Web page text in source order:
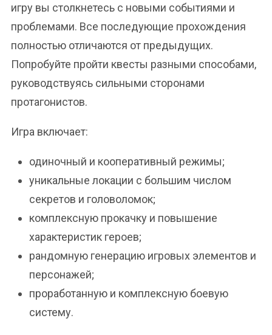
игру вы столкнетесь с новыми событиями и
проблемами. Все последующие прохождения
полностью отличаются от предыдущих.
Попробуйте пройти квесты разными способами,
руководствуясь сильными сторонами
протагонистов.
Игра включает:
одиночный и кооперативный режимы;
уникальные локации с большим числом
секретов и головоломок;
комплексную прокачку и повышение
характеристик героев;
рандомную генерацию игровых элементов и
персонажей;
проработанную и комплексную боевую
систему.